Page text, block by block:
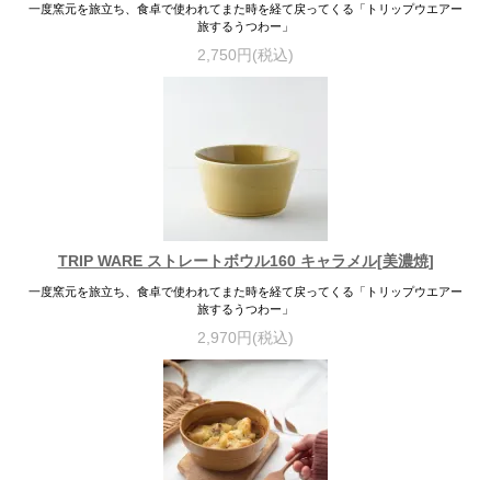
一度窯元を旅立ち、食卓で使われてまた時を経て戻ってくる「トリップウエアー
旅するうつわー」
2,750円(税込)
TRIP WARE ストレートボウル160 キャラメル[美濃焼]
一度窯元を旅立ち、食卓で使われてまた時を経て戻ってくる「トリップウエアー
旅するうつわー」
2,970円(税込)